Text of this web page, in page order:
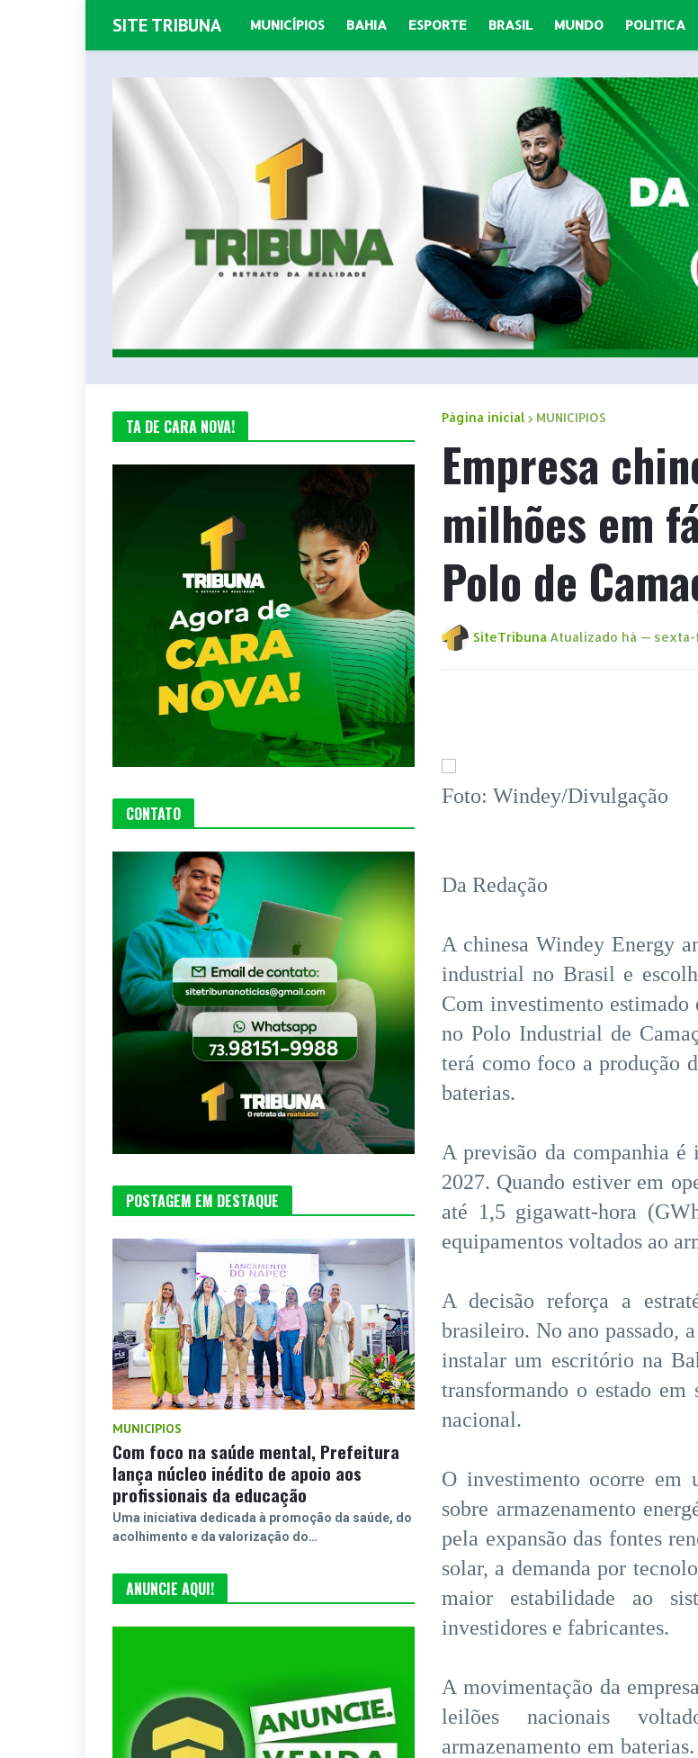
SITE TRIBUNA MUNICÍPIOS BAHIA ESPORTE BRASIL MUNDO POLITICA
Página inicial MUNICIPIOS
Empresa
milhões em
Polo de
SiteTribuna Atualizado há — sexta-
Foto: Windey/Divulgação
Da Redação
A chinesa Windey Energy
industrial no Brasil e
Com investimento
no Polo Industrial de
terá como foco a produção
baterias.
A previsão da companhia
2027. Quando estiver em
até 1,5 gigawatt-hora
equipamentos voltados ao
A decisão reforça a
brasileiro. No ano passado,
instalar um escritório na
transformando o estado
nacional.
O investimento ocorre em
sobre armazenamento
pela expansão das fontes
solar, a demanda por
maior estabilidade ao
investidores e fabricantes.
A movimentação da
leilões nacionais
armazenamento em
TA DE CARA NOVA!
CONTATO
POSTAGEM EM DESTAQUE
MUNICIPIOS
Com foco na saúde mental, Prefeitura
lança núcleo inédito de apoio aos
profissionais da educação
Uma iniciativa dedicada à promoção da saúde, do
acolhimento e da valorização do…
ANUNCIE AQUI!